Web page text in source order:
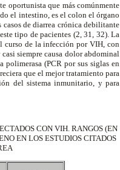
oportunista que más comúnmente
el intestino, es el colon el órgano
de diarrea crónica debilitante
tipo de pacientes (2, 31, 32). La
curso de la infección por VIH, con
siempre causa dolor abdominal
(PCR por sus siglas en
que el mejor tratamiento para
del sistema inmunitario, y para
CON VIH. RANGOS (EN
EN LOS ESTUDIOS CITADOS